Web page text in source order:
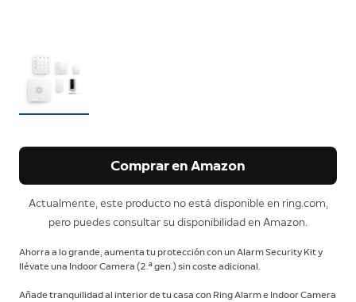
Comprar en Amazon
Actualmente, este producto no está disponible en ring.com,
pero puedes consultar su disponibilidad en Amazon.
Ahorra a lo grande, aumenta tu protección con un Alarm Security Kit y
llévate una Indoor Camera (2.ª gen.) sin coste adicional.
Añade tranquilidad al interior de tu casa con Ring Alarm e Indoor Camera